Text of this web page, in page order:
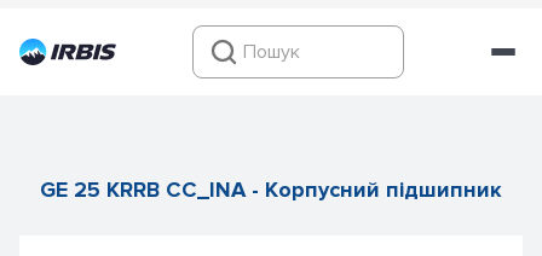
GE 25 KRRB CC_INA - Корпусний підшипник